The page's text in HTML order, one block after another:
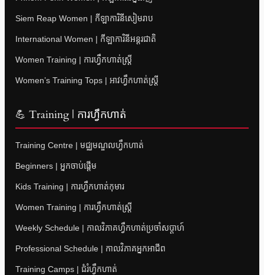
Siem Reap Women | កីឡាការិនីសៀមរាប
International Women | កីឡាការិនីអន្តរជាតិ
Women Training | ការហ្វឹកហាត់ស្ត្រី
Women’s Training Tops | អាវហ្វឹកហាត់ស្ត្រី
💪 Training | ការហ្វឹកហាត់
Training Centre | មជ្ឈមណ្ឌលហ្វឹកហាត់
Beginners | អ្នកចាប់ផ្តើម
Kids Training | ការហ្វឹកហាត់កុមារ
Women Training | ការហ្វឹកហាត់ស្ត្រី
Weekly Schedule | កាលវិភាគហ្វឹកហាត់ប្រចាំសប្តាហ៍
Professional Schedule | កាលវិភាគអ្នកអាជីព
Training Camps | ជំរំហ្វឹកហាត់